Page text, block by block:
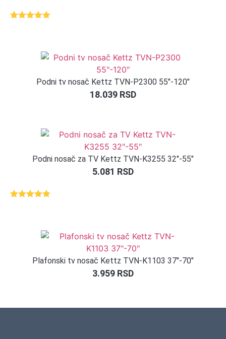
Podni tv nosač Kettz TVN-P2300 55″-120″
18.039 RSD
Podni nosač za TV Kettz TVN-K3255 32″-55″
5.081 RSD
Plafonski tv nosač Kettz TVN-K1103 37″-70″
3.959 RSD